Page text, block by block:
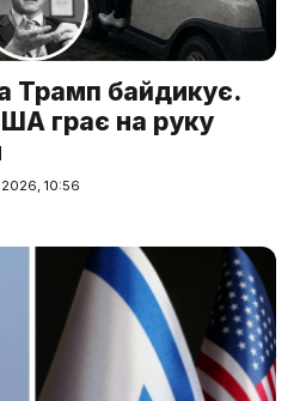
Трамп байдикує.
грає на руку
10:56